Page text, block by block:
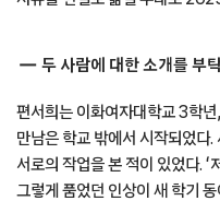
두 사람에 대한 소개를 부
편서희는 이화여자대학교 3학
만남은 학교 밖에서 시작되었다
서로의 작업을 본 적이 있었다. ‘
그렇게 품었던 인상이 새 학기